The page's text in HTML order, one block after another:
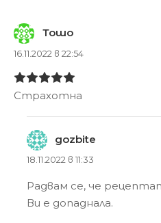
Тошо
16.11.2022 в 22:54
Страхотна
gozbite
18.11.2022 в 11:33
Радвам се, че
Ви е допаднала.